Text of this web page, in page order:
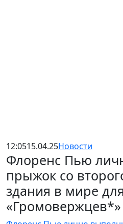
12:0515.04.25Новости
Флоренс Пью
прыжок со
здания в мире для
«Громовержцев*»